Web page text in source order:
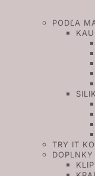
PODĽA
TRY IT